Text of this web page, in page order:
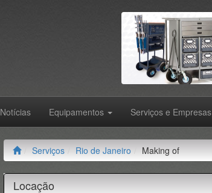
Notícias Equipamentos Serviços e Empresas
Serviços Rio de Janeiro Making of
Locação